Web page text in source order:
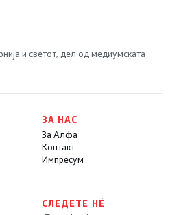
и светот, дел од медиумската
ЗА НАС
За Алфа
Контакт
Импресум
СЛЕДЕТЕ НÉ